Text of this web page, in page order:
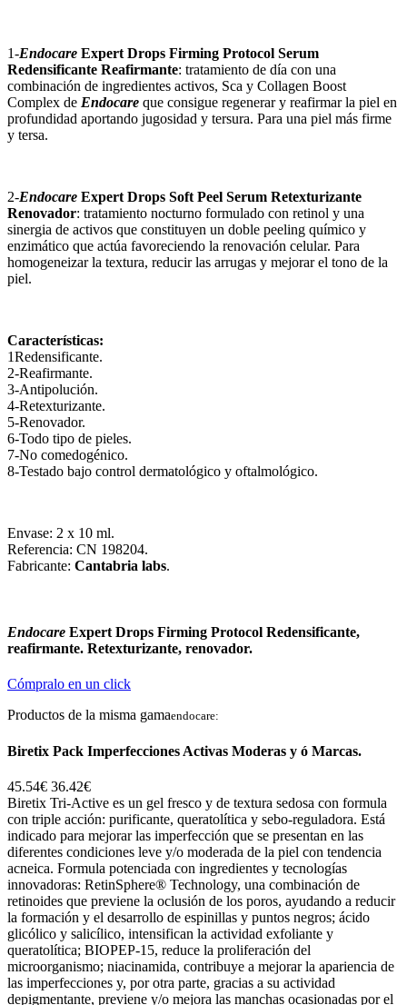
1-Endocare Expert Drops Firming Protocol Serum
Redensificante Reafirmante: tratamiento de día con una
combinación de ingredientes activos, Sca y Collagen Boost
Complex de Endocare que consigue regenerar y reafirmar la piel en
profundidad aportando jugosidad y tersura. Para una piel más firme
y tersa.
2-Endocare Expert Drops Soft Peel Serum Retexturizante
Renovador: tratamiento nocturno formulado con retinol y una
sinergia de activos que constituyen un doble peeling químico y
enzimático que actúa favoreciendo la renovación celular. Para
homogeneizar la textura, reducir las arrugas y mejorar el tono de la
piel.
Características:
1Redensificante.
2-Reafirmante.
3-Antipolución.
4-Retexturizante.
5-Renovador.
6-Todo tipo de pieles.
7-No comedogénico.
8-Testado bajo control dermatológico y oftalmológico.
Envase: 2 x 10 ml.
Referencia: CN 198204.
Fabricante: Cantabria labs.
Endocare Expert Drops Firming Protocol Redensificante,
reafirmante. Retexturizante, renovador.
Cómpralo en un click
Productos de la misma gamaendocare:
Biretix Pack Imperfecciones Activas Moderas y ó Marcas.
45.54€ 36.42€
Biretix Tri-Active es un gel fresco y de textura sedosa con formula
con triple acción: purificante, queratolítica y sebo-reguladora. Está
indicado para mejorar las imperfección que se presentan en las
diferentes condiciones leve y/o moderada de la piel con tendencia
acneica. Formula potenciada con ingredientes y tecnologías
innovadoras: RetinSphere® Technology, una combinación de
retinoides que previene la oclusión de los poros, ayudando a reducir
la formación y el desarrollo de espinillas y puntos negros; ácido
glicólico y salicílico, intensifican la actividad exfoliante y
queratolítica; BIOPEP-15, reduce la proliferación del
microorganismo; niacinamida, contribuye a mejorar la apariencia de
las imperfecciones y, por otra parte, gracias a su actividad
depigmentante, previene y/o mejora las manchas ocasionadas por el